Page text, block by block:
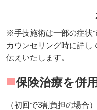
※手技施術は一部の症状
カウンセリング時に詳し
伝えいたします。
■保険治療を併
（初回で3割負担の場合）